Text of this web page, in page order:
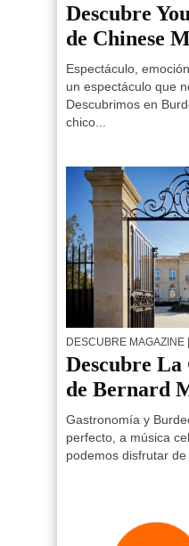
Descubre
de Chinese
Espectáculo,
un espectáculo que
Descubrimos en
chico...
DESCUBRE MAGAZINE
Descubre
de Bernard
Gastronomía y
perfecto, a música
podemos disfrutar de